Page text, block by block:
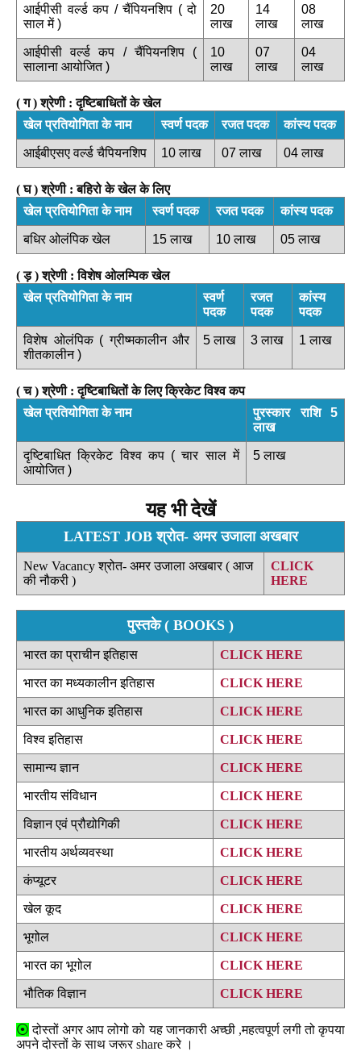
आईपीसी वर्ल्ड कप / चैंपियनशिप ( दो
साल में )
20
लाख
14
लाख
08
लाख
आईपीसी वर्ल्ड कप / चैंपियनशिप (
सालाना आयोजित )
10
लाख
07
लाख
04
लाख
( ग ) श्रेणी : दृष्टिबाधितों के खेल
खेल प्रतियोगिता के नाम
स्वर्ण पदक रजत पदक कांस्य पदक
आईबीएसए वर्ल्ड चैपियनशिप 10 लाख 07 लाख 04 लाख
( घ ) श्रेणी : बहिरो के खेल के लिए
खेल प्रतियोगिता के नाम
स्वर्ण पदक रजत पदक कांस्य पदक
बधिर ओलंपिक खेल 15 लाख 10 लाख 05 लाख
( ड़ ) श्रेणी : विशेष ओलम्पिक खेल
खेल प्रतियोगिता के नाम
स्वर्ण
पदक
रजत
पदक
कांस्य
पदक
विशेष ओलंपिक ( ग्रीष्मकालीन और
शीतकालीन )
5 लाख 3 लाख 1 लाख
( च ) श्रेणी :दृष्टिबाधितों के लिए क्रिकेट विश्व कप
खेल प्रतियोगिता के नाम
पुरस्कार राशि 5
लाख
दृष्टिबाधित क्रिकेट विश्व कप ( चार साल में
आयोजित )
5 लाख
यह भी देखें
LATEST JOB श्रोत- अमर उजाला अखबार
New Vacancy श्रोत- अमर उजाला अखबार ( आज
की नौकरी )
CLICK
HERE
पुस्तके ( BOOKS )
भारत का प्राचीन इतिहास CLICK HERE
भारत का मध्यकालीन इतिहास CLICK HERE
भारत का आधुनिक इतिहास CLICK HERE
विश्व इतिहास CLICK HERE
सामान्य ज्ञान CLICK HERE
भारतीय संविधान CLICK HERE
विज्ञान एवं प्रौद्योगिकी CLICK HERE
भारतीय अर्थव्यवस्था CLICK HERE
कंप्यूटर CLICK HERE
खेल कूद CLICK HERE
भूगोल CLICK HERE
भारत का भूगोल CLICK HERE
भौतिक विज्ञान CLICK HERE
⦿ दोस्तों अगर आप लोगो को यह जानकारी अच्छी ,महत्वपूर्ण लगी तो कृपया
अपने दोस्तों के साथ जरूर share करे ।